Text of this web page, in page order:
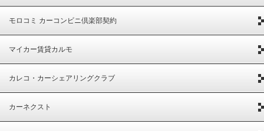
モロコミ カーコンビニ倶楽部契約
マイカー賃貸カルモ
カレコ・カーシェアリングクラブ
カーネクスト